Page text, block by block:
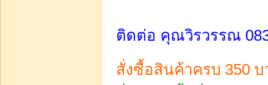
ติดต่อ คุณวิรวรรณ
สั่งซื้อสินค้าครบ 350